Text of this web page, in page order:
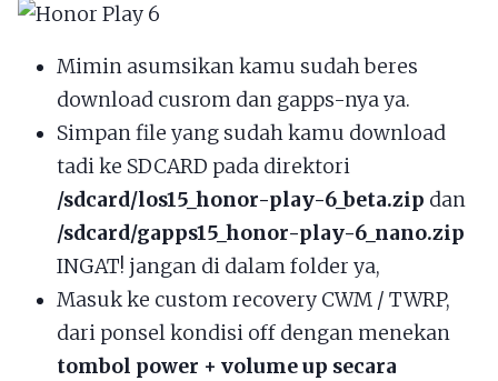
Mimin asumsikan kamu sudah beres
download cusrom dan gapps-nya ya.
Simpan file yang sudah kamu download
tadi ke SDCARD pada direktori
/sdcard/los15_honor-play-6_beta.zip dan
/sdcard/gapps15_honor-play-6_nano.zip
INGAT! jangan di dalam folder ya,
Masuk ke custom recovery CWM / TWRP,
dari ponsel kondisi off dengan menekan
tombol power + volume up secara